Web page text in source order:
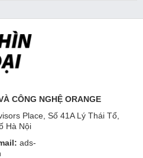
CÔNG NGHỆ ORANGE
Place, Số 41A Lý Thái Tổ,
Hà Nội
ads-